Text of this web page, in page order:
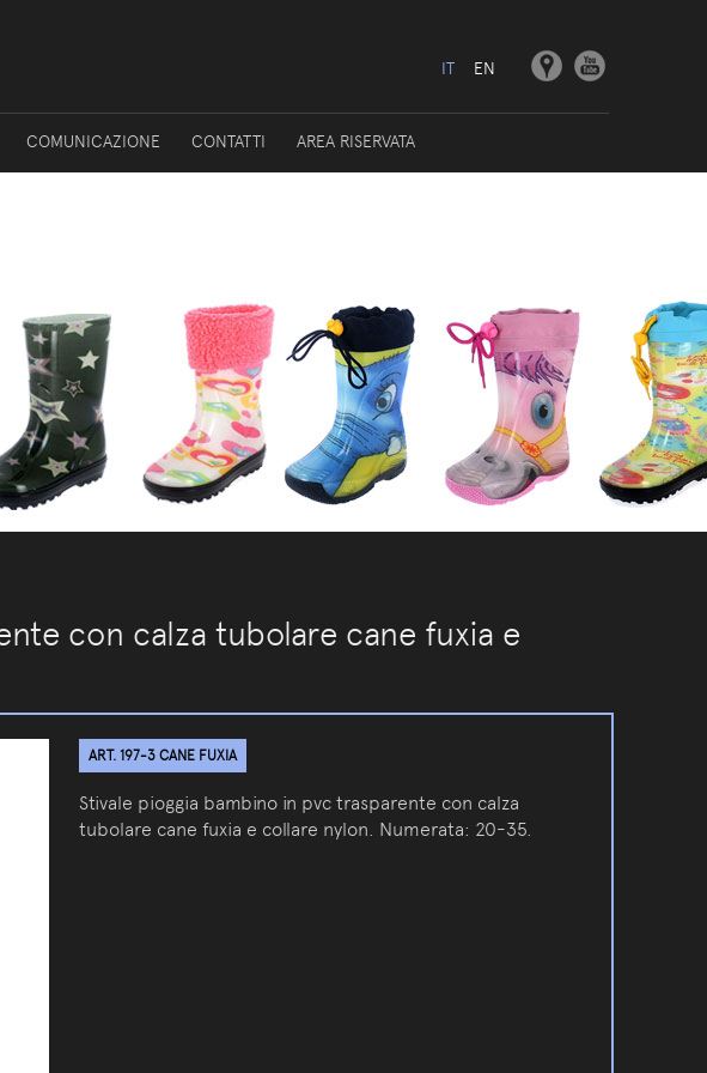
EN
IT
COMUNICAZIONE CONTATTI AREA RISERVATA
con calza tubolare cane fuxia e
ART. 197-3 CANE FUXIA
Stivale pioggia bambino in pvc trasparente con calza
tubolare cane fuxia e collare nylon. Numerata: 20-35.